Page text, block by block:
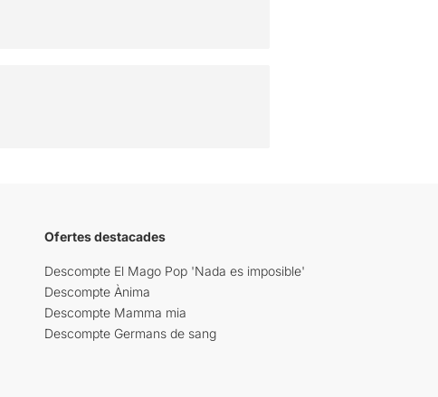
Ofertes destacades
Descompte El Mago Pop 'Nada es imposible'
Descompte Ànima
Descompte Mamma mia
Descompte Germans de sang